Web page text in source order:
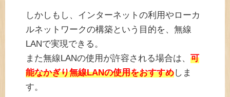
しかしもし、インターネットの利用やローカ
ルネットワークの構築という目的を、無線
LANで実現できる。
また無線LANの使用が許容される場合は、 可
能なかぎり無線LANの使用をおすすめしま
す。